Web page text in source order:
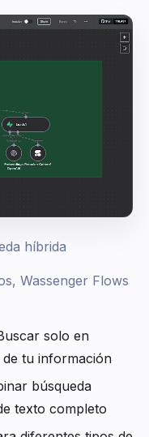
híbrida
Wassenger Flows
solo en
tu información
búsqueda
texto completo